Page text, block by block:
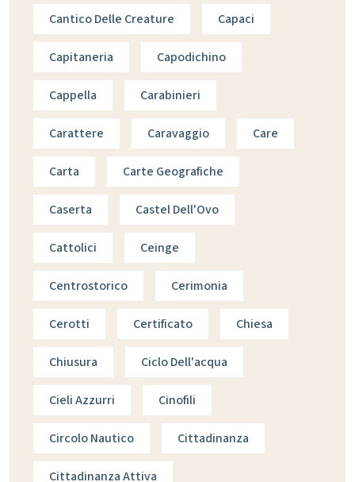
Cantico Delle Creature Capaci
Capitaneria Capodichino
Cappella Carabinieri
Carattere Caravaggio Care
Carta Carte Geografiche
Caserta Castel Dell'Ovo
Cattolici Ceinge
Centrostorico Cerimonia
Cerotti Certificato Chiesa
Chiusura Ciclo Dell'acqua
Cieli Azzurri Cinofili
Circolo Nautico Cittadinanza
Cittadinanza Attiva